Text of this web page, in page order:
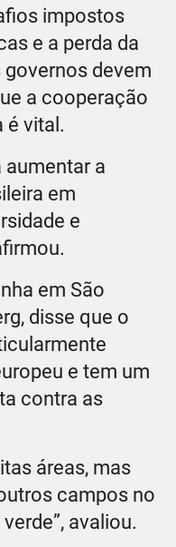
impostos
e a perda da
devem
a cooperação
é vital.
aumentar a
em
e
em São
disse que o
e tem um
contra as
áreas, mas
campos no
avaliou.